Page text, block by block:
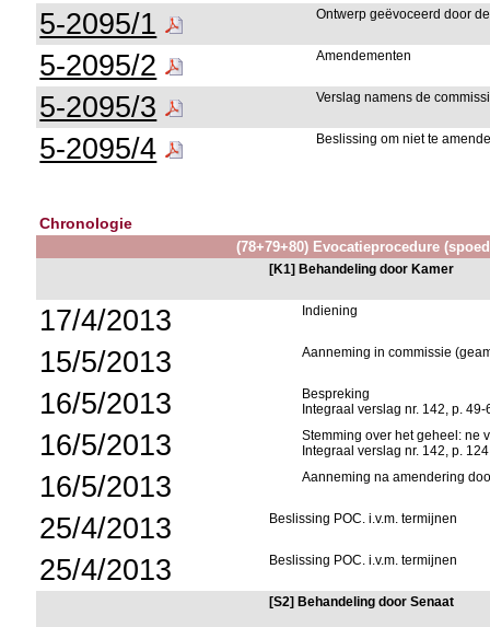
5-2095/1 Ontwerp geëvoceerd door
5-2095/2 Amendementen
5-2095/3 Verslag namens de
5-2095/4 Beslissing om niet te
Chronologie
(78+79+80) Evocatieprocedure
[K1] Behandeling door Kamer
17/4/2013 Indiening
15/5/2013 Aanneming in commissie
16/5/2013
Bespreking
Integraal verslag nr. 142, p.
16/5/2013
Stemming over het geheel: ne
Integraal verslag nr. 142, p. 124
16/5/2013 Aanneming na amendering
25/4/2013 Beslissing POC. i.v.m. termijnen
25/4/2013 Beslissing POC. i.v.m. termijnen
[S2] Behandeling door Senaat